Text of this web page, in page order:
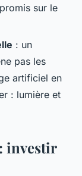
sur le
: un
pas les
artificiel en
: lumière et
investir